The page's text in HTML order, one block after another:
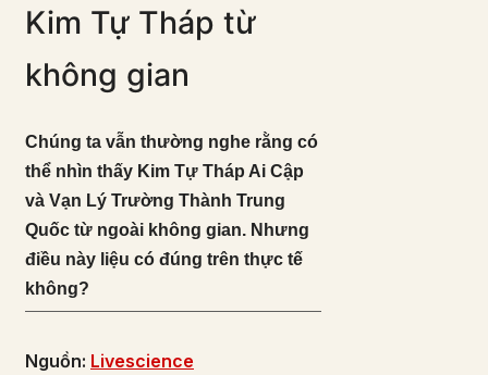
Kim Tự Tháp từ
không gian
Chúng ta vẫn thường nghe rằng có
thể nhìn thấy Kim Tự Tháp Ai Cập
và Vạn Lý Trường Thành Trung
Quốc từ ngoài không gian. Nhưng
điều này liệu có đúng trên thực tế
không?
Nguồn: Livescience